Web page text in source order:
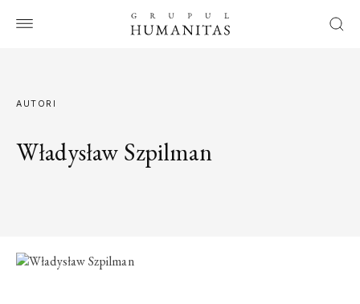
AUTORI
Władysław Szpilman